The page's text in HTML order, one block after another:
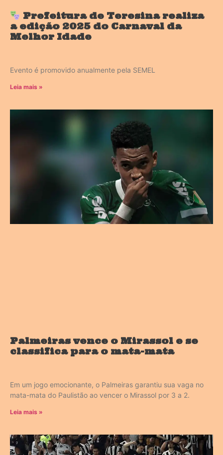
Prefeitura de Teresina realiza
a edição 2025 do Carnaval da
Melhor Idade
Evento é promovido anualmente pela SEMEL
Leia mais »
Palmeiras vence o Mirassol e se
classifica para o mata-mata
Em um jogo emocionante, o Palmeiras garantiu sua vaga no
mata-mata do Paulistão ao vencer o Mirassol por 3 a 2.
Leia mais »